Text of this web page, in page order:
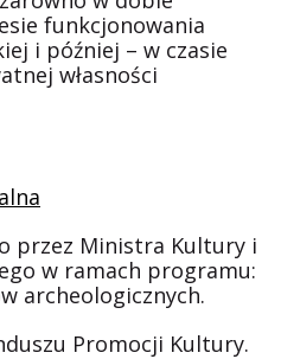
funkcjonowania
i później – w czasie
własności
przez Ministra Kultury i
w ramach programu:
archeologicznych.
Promocji Kultury.